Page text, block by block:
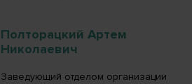
Полторацкий Артем
Николаевич
Заведующий отделом организации